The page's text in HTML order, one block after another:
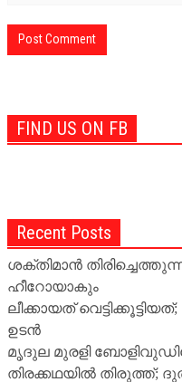
FIND US ON FB
Recent Posts
ശക്തിമാന്‍
ഹീറോയാകും
ലീക്കായത്
ഉടന്‍
മൃദുല മുരളി
തിരക്കഥയില്‍ തിരുത്ത്;